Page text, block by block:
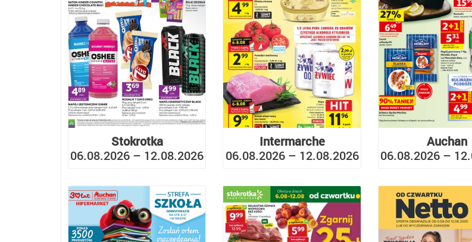
Stokrotka
06.08.2026 – 12.08.2026
Intermarche
06.08.2026 – 12.08.2026
Auchan
06.08.2026 –